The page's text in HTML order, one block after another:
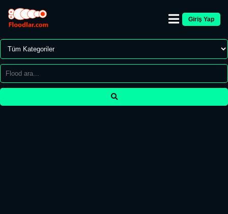
Giriş Yap